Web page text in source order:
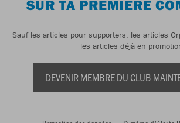
SUR TA PREMIÈRE
Sauf les articles pour supporters, les articles
les articles déjà en
DEVENIR MEMBRE DU CLUB